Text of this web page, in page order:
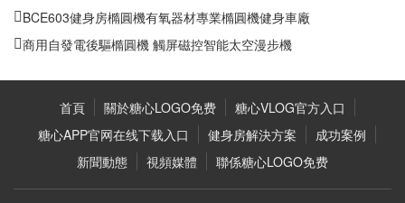
BCE603健身房橢圓機有氧器材專業橢圓機健身車廠
商用自發電後驅橢圓機 觸屏磁控智能太空漫步機
首頁 關於糖心LOGO免费
糖心VLOG官方入口
糖心APP官网在线下载入口
健身房解決方案
成功案例
新聞動態
視頻媒體 聯係糖心LOGO免费